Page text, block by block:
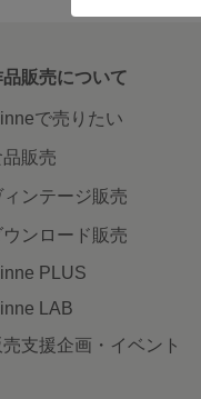
品販売について
で売りたい
品販売
ィンテージ販売
ウンロード販売
PLUS
LAB
売支援企画・イベント